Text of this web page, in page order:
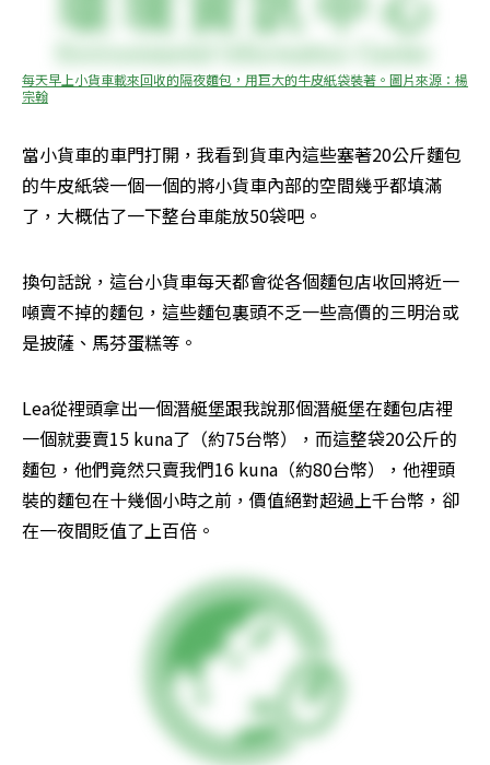
每天早上小貨車載來回收的隔夜麵包，用巨大的牛皮紙袋裝著。圖片來源：楊
宗翰
當小貨車的車門打開，我看到貨車內這些塞著20公斤麵包
的牛皮紙袋一個一個的將小貨車內部的空間幾乎都填滿
了，大概估了一下整台車能放50袋吧。
換句話說，這台小貨車每天都會從各個麵包店收回將近一
噸賣不掉的麵包，這些麵包裏頭不乏一些高價的三明治或
是披薩、馬芬蛋糕等。
Lea從裡頭拿出一個潛艇堡跟我說那個潛艇堡在麵包店裡
一個就要賣15 kuna了（約75台幣），而這整袋20公斤的
麵包，他們竟然只賣我們16 kuna（約80台幣），他裡頭
裝的麵包在十幾個小時之前，價值絕對超過上千台幣，卻
在一夜間貶值了上百倍。